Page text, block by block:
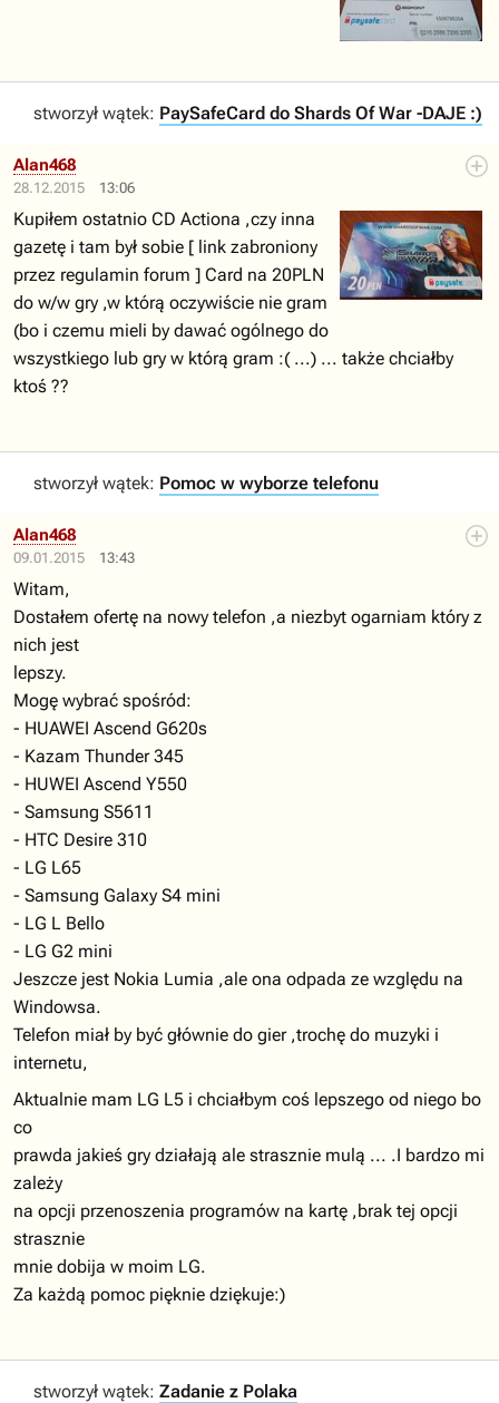
stworzył wątek: PaySafeCard do Shards Of War -DAJE :)
28.12.2015 13:06
Alan468
Kupiłem ostatnio CD Actiona ,czy inna
gazetę i tam był sobie [ link zabroniony
przez regulamin forum ] Card na 20PLN
do w/w gry ,w którą oczywiście nie gram
(bo i czemu mieli by dawać ogólnego do
wszystkiego lub gry w którą gram :( ...) ... także chciałby
ktoś ??
stworzył wątek: Pomoc w wyborze telefonu
09.01.2015 13:43
Alan468
Witam,
Dostałem ofertę na nowy telefon ,a niezbyt ogarniam który z
nich jest
lepszy.
Mogę wybrać spośród:
- HUAWEI Ascend G620s
- Kazam Thunder 345
- HUWEI Ascend Y550
- Samsung S5611
- HTC Desire 310
- LG L65
- Samsung Galaxy S4 mini
- LG L Bello
- LG G2 mini
Jeszcze jest Nokia Lumia ,ale ona odpada ze względu na
Windowsa.
Telefon miał by być głównie do gier ,trochę do muzyki i
internetu,
Aktualnie mam LG L5 i chciałbym coś lepszego od niego bo
co
prawda jakieś gry działają ale strasznie mulą ... .I bardzo mi
zależy
na opcji przenoszenia programów na kartę ,brak tej opcji
strasznie
mnie dobija w moim LG.
Za każdą pomoc pięknie dziękuje:)
stworzył wątek: Zadanie z Polaka